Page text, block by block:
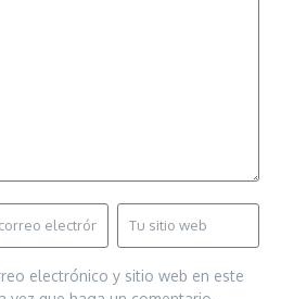
electrónico y sitio web en este